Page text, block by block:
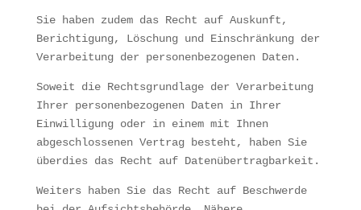
Sie haben zudem das Recht auf Auskunft,
Berichtigung, Löschung und Einschränkung der
Verarbeitung der personenbezogenen Daten.
Soweit die Rechtsgrundlage der Verarbeitung
Ihrer personenbezogenen Daten in Ihrer
Einwilligung oder in einem mit Ihnen
abgeschlossenen Vertrag besteht, haben Sie
überdies das Recht auf Datenübertragbarkeit.
Weiters haben Sie das Recht auf Beschwerde